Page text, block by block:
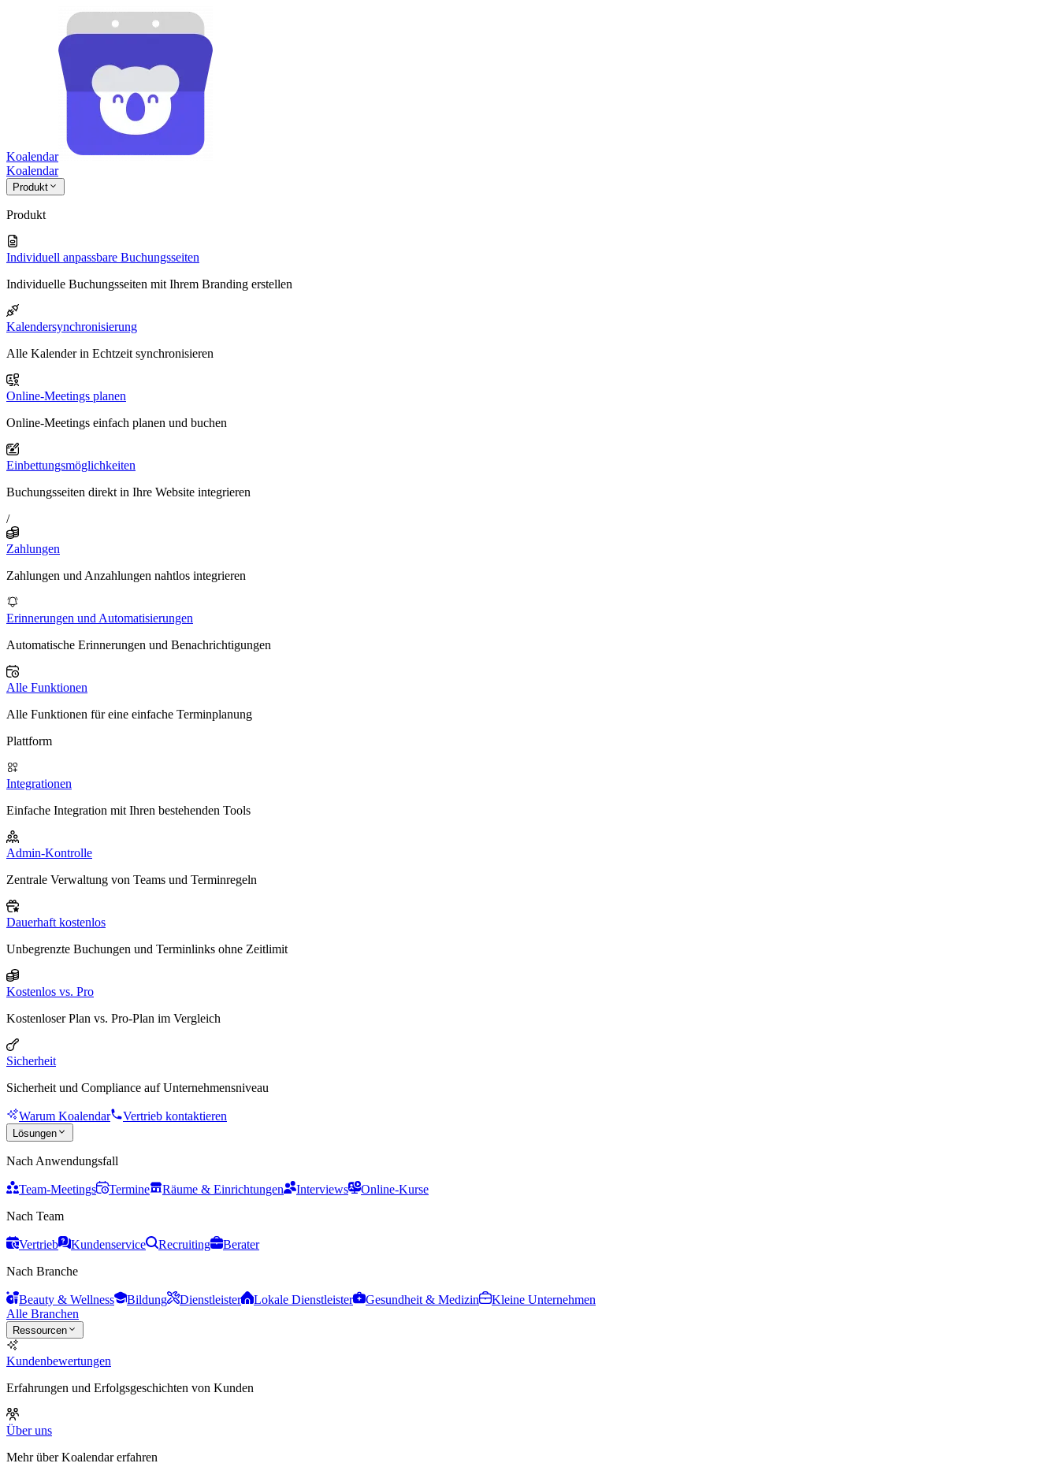
Koalendar
Koalendar
Produkt
Produkt
Individuell anpassbare Buchungsseiten
Individuelle Buchungsseiten mit Ihrem Branding erstellen
Kalendersynchronisierung
Alle Kalender in Echtzeit synchronisieren
Online-Meetings planen
Online-Meetings einfach planen und buchen
Einbettungsmöglichkeiten
Buchungsseiten direkt in Ihre Website integrieren
/
Zahlungen
Zahlungen und Anzahlungen nahtlos integrieren
Erinnerungen und Automatisierungen
Automatische Erinnerungen und Benachrichtigungen
Alle Funktionen
Alle Funktionen für eine einfache Terminplanung
Plattform
Integrationen
Einfache Integration mit Ihren bestehenden Tools
Admin-Kontrolle
Zentrale Verwaltung von Teams und Terminregeln
Dauerhaft kostenlos
Unbegrenzte Buchungen und Terminlinks ohne Zeitlimit
Kostenlos vs. Pro
Kostenloser Plan vs. Pro-Plan im Vergleich
Sicherheit
Sicherheit und Compliance auf Unternehmensniveau
Warum Koalendar Vertrieb kontaktieren
Lösungen
Nach Anwendungsfall
Team-Meetings Termine Räume & Einrichtungen Interviews
Online-Kurse
Nach Team
Vertrieb Kundenservice Recruiting
Berater
Nach Branche
Beauty & Wellness Bildung Dienstleister Lokale Dienstleister Gesundheit & Medizin
Kleine Unternehmen
Alle Branchen
Ressourcen
Kundenbewertungen
Erfahrungen und Erfolgsgeschichten von Kunden
Über uns
Mehr über Koalendar erfahren